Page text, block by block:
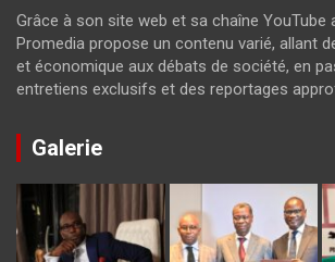
Grâce à son site web et sa chaîne YouTube
Promedia propose un contenu varié, allant
et économique aux débats de société, en
entretiens exclusifs et des reportages
Galerie